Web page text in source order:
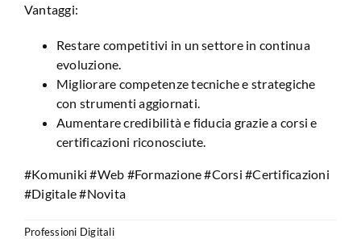
Vantaggi:
Restare competitivi in un settore in continua
evoluzione.
Migliorare competenze tecniche e strategiche
con strumenti aggiornati.
Aumentare credibilità e fiducia grazie a corsi e
certificazioni riconosciute.
#Komuniki #Web #Formazione #Corsi #Certificazioni
#Digitale #Novita
Professioni Digitali